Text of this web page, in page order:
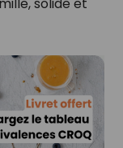
solide et